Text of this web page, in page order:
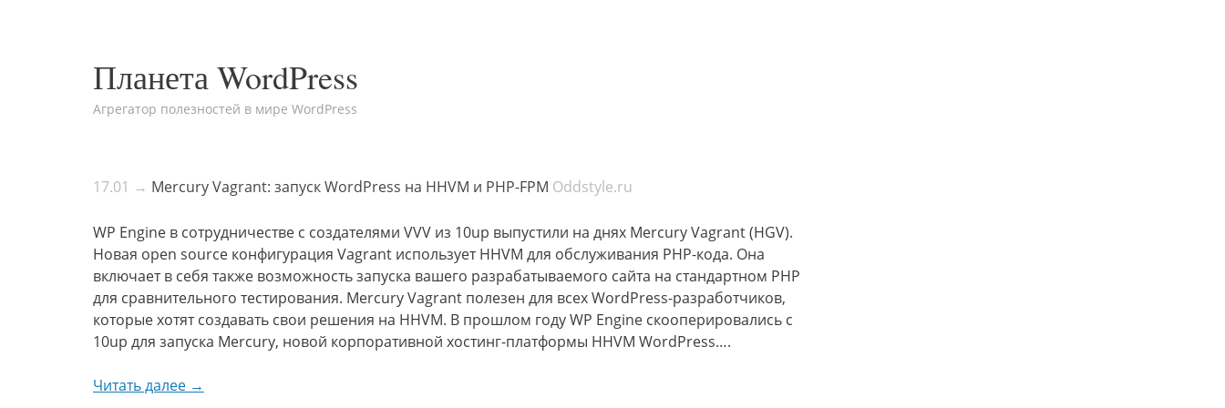
Планета WordPress
Агрегатор полезностей в мире WordPress
17.01 → Mercury Vagrant: запуск WordPress на HHVM и PHP-FPM Oddstyle.ru
WP Engine в сотрудничестве с создателями VVV из 10up выпустили на днях Mercury Vagrant (HGV).
Новая open source конфигурация Vagrant использует HHVM для обслуживания PHP-кода. Она
включает в себя также возможность запуска вашего разрабатываемого сайта на стандартном PHP
для сравнительного тестирования. Mercury Vagrant полезен для всех WordPress-разработчиков,
которые хотят создавать свои решения на HHVM. В прошлом году WP Engine скооперировались с
10up для запуска Mercury, новой корпоративной хостинг-платформы HHVM WordPress….
Читать далее →